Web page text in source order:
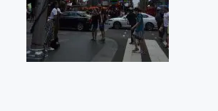
Expositions
Bruit de gommettes Paris 2025